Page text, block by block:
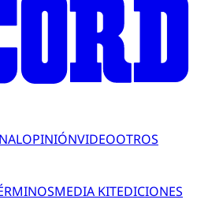
OPINIÓNVIDEOOTROS
MEDIA KITEDICIONES